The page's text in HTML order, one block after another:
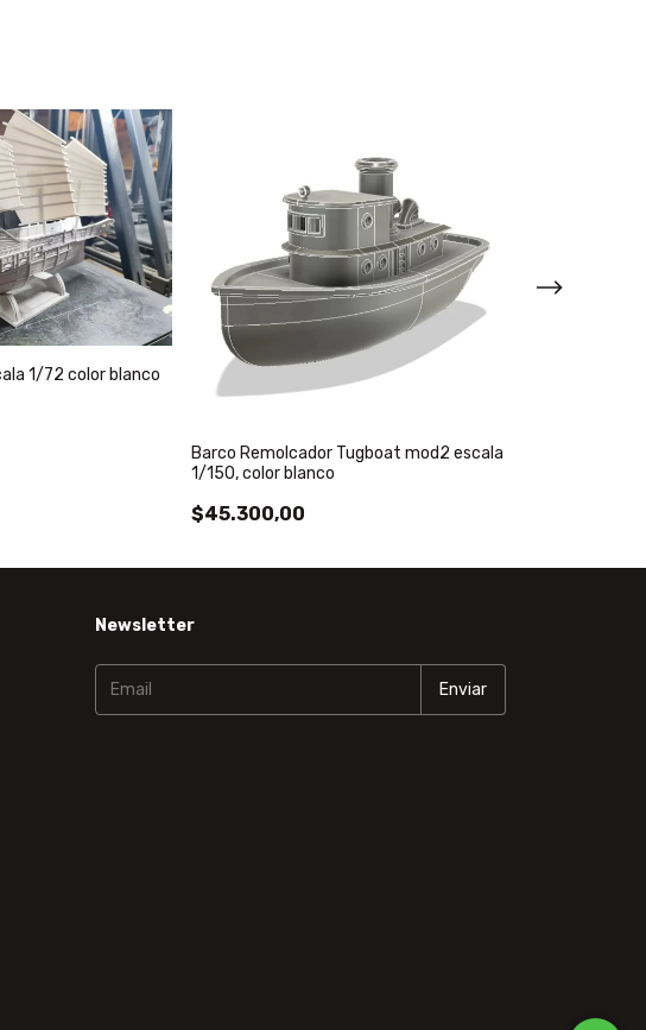
1/72 color blanco
Barco Remolcador Tugboat mod2 escala
1/150, color blanco
$45.300,00
Newsletter